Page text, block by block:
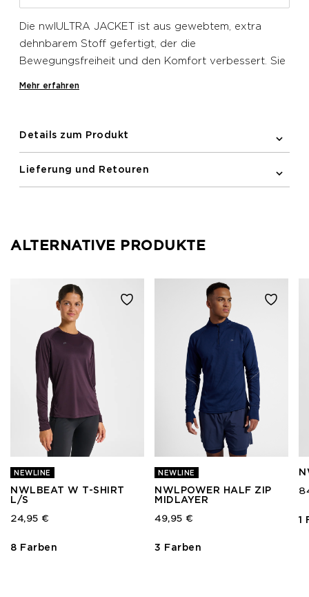
Die nwlULTRA JACKET ist aus gewebtem, extra
dehnbarem Stoff gefertigt, der die
Bewegungsfreiheit und den Komfort verbessert. Sie
Mehr erfahren
Details zum Produkt
Lieferung und Retouren
ALTERNATIVE PRODUKTE
NEWLINE
NWLBEAT W T-SHIRT
L/S
24,95 €
8 Farben
NEWLINE
NWLPOWER HALF ZIP
MIDLAYER
49,95 €
3 Farben
1